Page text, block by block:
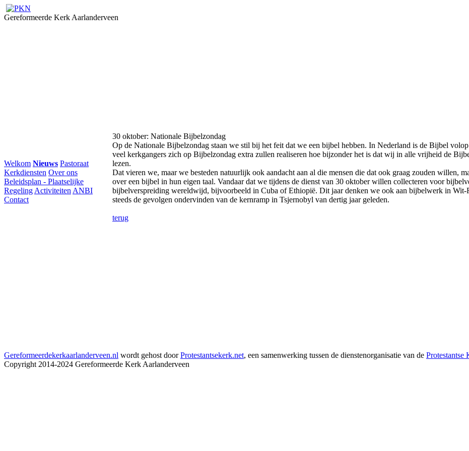
Gereformeerde Kerk Aarlanderveen
Welkom Nieuws Pastoraat
Kerkdiensten Over ons
Beleidsplan - Plaatselijke
Regeling Activiteiten ANBI
Contact
30 oktober: Nationale Bijbelzondag
Op de Nationale Bijbelzondag staan we stil bij het feit dat we een bijbel hebben. In Nederland is de Bijbel
veel kerkgangers zich op Bijbelzondag extra zullen realiseren hoe bijzonder het is dat wij in alle vrijheid de
lezen.
Dat vieren we, maar we besteden natuurlijk ook aandacht aan al die mensen die dat ook graag zouden willen,
over een bijbel in hun eigen taal. Vandaar dat we tijdens de dienst van 30 oktober willen collecteren voor
bijbelverspreiding wereldwijd, bijvoorbeeld in Cuba of Ethiopië. Dit jaar denken we ook aan bijbelwerk in Wit-
steeds de gevolgen ondervinden van de kernramp in Tsjernobyl van dertig jaar geleden.
terug
Gereformeerdekerkaarlanderveen.nl wordt gehost doorProtestantsekerk.net, een samenwerking tussen de dienstenorganisatie van de Protestantse
Copyright 2014-2024 Gereformeerde Kerk Aarlanderveen